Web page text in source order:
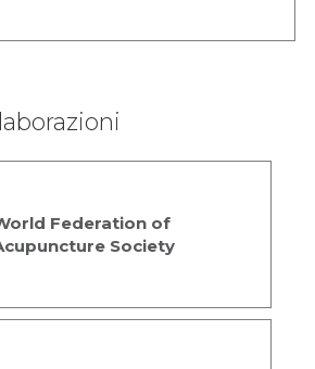
Federation of
Society